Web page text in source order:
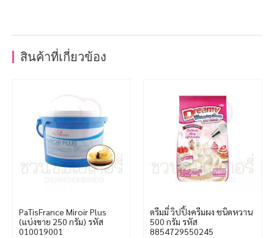
สินค้าที่เกี่ยวข้อง
PaTisFrance Miroir Plus
(แบ่งขาย 250 กรัม) รหัส
010019001
ดรีมมี่ วิปปิ้งครีมผง ชนิดหวาน
500 กรัม รหัส
8854729550245